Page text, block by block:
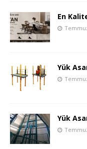
En
Yük
Yük